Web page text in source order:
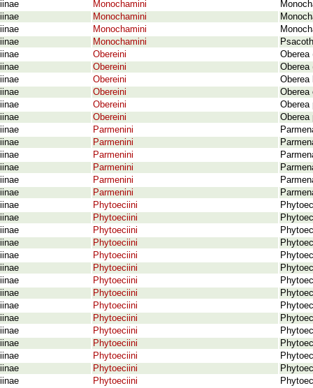
Monochamini
Monochamini
Monochamini
Monochamini
Obereini
Oberea
Obereini
Oberea
Obereini
Oberea
Obereini
Oberea
Obereini
Oberea
Obereini
Oberea
Parmenini
Parmenini
Parmenini
Parmenini
Parmenini
Parmenini
Phytoeciini
Phytoeciini
Phytoeciini
Phytoeciini
Phytoeciini
Phytoeciini
Phytoeciini
Phytoeciini
Phytoeciini
Phytoeciini
Phytoeciini
Phytoeciini
Phytoeciini
Phytoeciini
Phytoeciini